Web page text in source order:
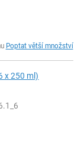
Poptat větší množství
x 250 ml)